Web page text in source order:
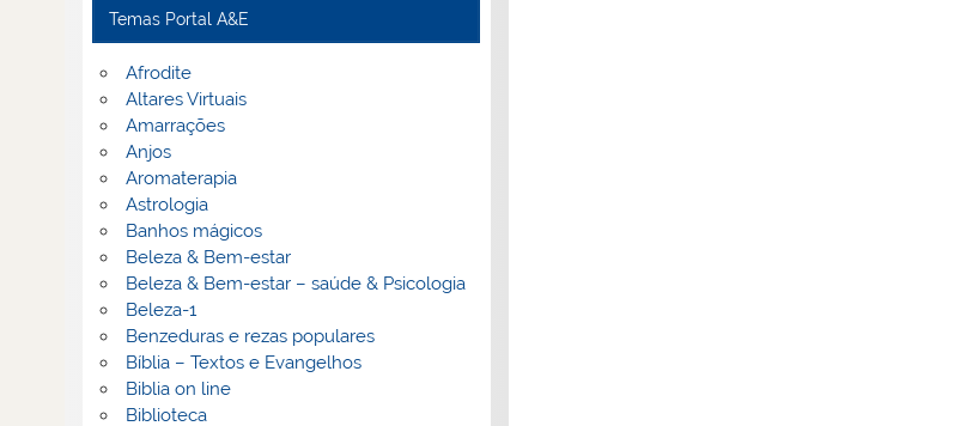
Temas Portal A&E
Afrodite
Altares Virtuais
Amarrações
Anjos
Aromaterapia
Astrologia
Banhos mágicos
Beleza & Bem-estar
Beleza & Bem-estar – saúde & Psicologia
Beleza-1
Benzeduras e rezas populares
Bíblia – Textos e Evangelhos
Biblia on line
Biblioteca